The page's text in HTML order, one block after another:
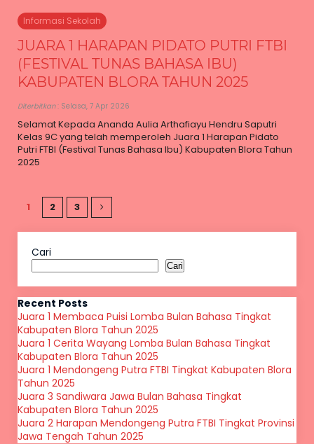
Informasi Sekolah
JUARA 1 HARAPAN PIDATO PUTRI FTBI
(FESTIVAL TUNAS BAHASA IBU)
KABUPATEN BLORA TAHUN 2025
Diterbitkan: Selasa, 7 Apr 2026
Selamat Kepada Ananda Aulia Arthafiayu Hendru Saputri
Kelas 9C yang telah memperoleh Juara 1 Harapan Pidato
Putri FTBI (Festival Tunas Bahasa Ibu) Kabupaten Blora Tahun
2025
1 2 3
Cari
Cari
Recent Posts
Juara 1 Membaca Puisi Lomba Bulan Bahasa Tingkat
Kabupaten Blora Tahun 2025
Juara 1 Cerita Wayang Lomba Bulan Bahasa Tingkat
Kabupaten Blora Tahun 2025
Juara 1 Mendongeng Putra FTBI Tingkat Kabupaten Blora
Tahun 2025
Juara 3 Sandiwara Jawa Bulan Bahasa Tingkat
Kabupaten Blora Tahun 2025
Juara 2 Harapan Mendongeng Putra FTBI Tingkat Provinsi
Jawa Tengah Tahun 2025